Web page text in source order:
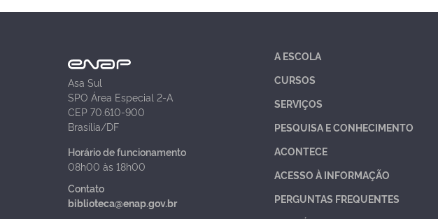
Asa Sul
SPO Área Especial 2-A
CEP 70.610-900
Brasília/DF
Horário de funcionamento
08h00 às 18h00
Contato
biblioteca@enap.gov.br
A ESCOLA
CURSOS
SERVIÇOS
PESQUISA E CONHECIMENTO
ACONTECE
ACESSO À INFORMAÇÃO
PERGUNTAS FREQUENTES